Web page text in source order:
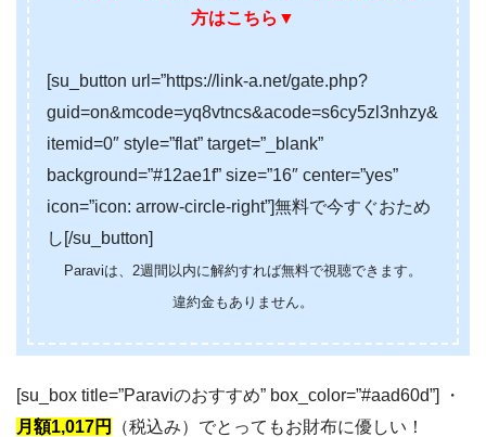
方はこちら▼
[su_button url=”https://link-a.net/gate.php?
guid=on&mcode=yq8vtncs&acode=s6cy5zl3nhzy&
itemid=0″ style=”flat” target=”_blank”
background=”#12ae1f” size=”16″ center=”yes”
icon=”icon: arrow-circle-right”]無料で今すぐおため
し[/su_button]
Paraviは、2週間以内に解約すれば無料で視聴できます。
違約金もありません。
[su_box title=”Paraviのおすすめ” box_color=”#aad60d”] ・
月額1,017円
（税込み）でとってもお財布に優しい！